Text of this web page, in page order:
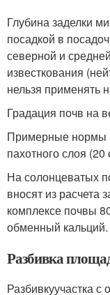
Глубина заделки
посадкой в
северной и
известкования
нельзя применять
Градация почв на
Примерные нормы
пахотного слоя (20
На солонцеватых
вносят из
комплексе почвы
обменный кальций.
Разбивка
Разбивкуучастка